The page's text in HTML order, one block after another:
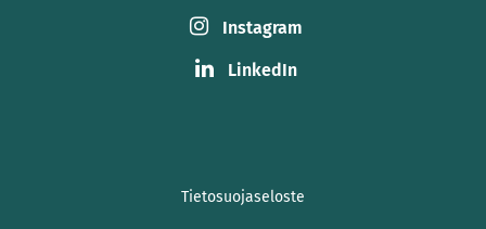
Instagram
LinkedIn
Tietosuojaseloste